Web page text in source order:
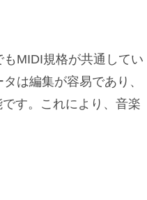
MIDI規格が共通してい
は編集が容易であり、
す。これにより、音楽